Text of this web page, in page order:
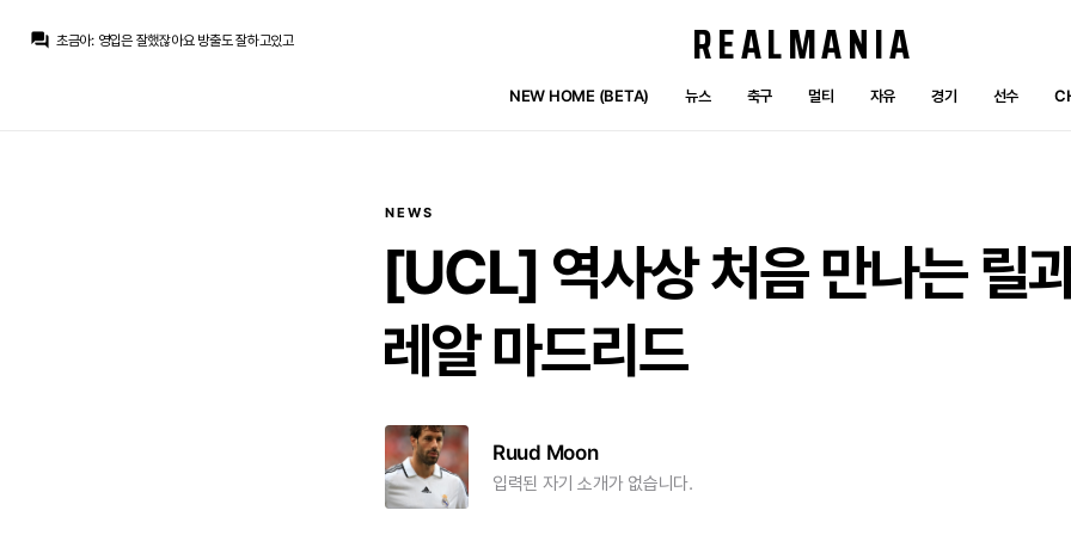
question_answer 초금아: 영입은 잘했잖아요 방출도 잘하고있고
REALMANIA
NEW HOME (BETA) 뉴스 축구 멀티 자유 경기 선수
NEWS
[UCL] 역사상처음 만나는 릴
레알 마드리드
Ruud Moon
입력된 자기 소개가 없습니다.